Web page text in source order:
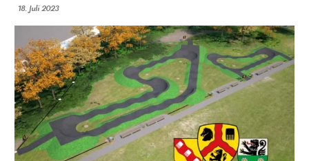
18. Juli 2023